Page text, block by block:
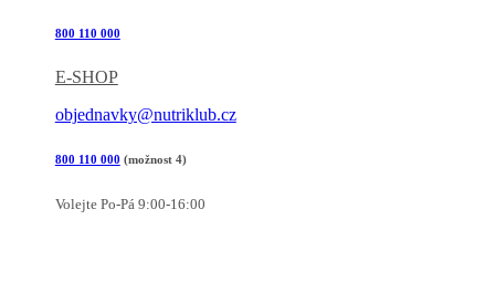
800 110 000
E-SHOP
objednavky@nutriklub.cz
800 110 000 (možnost 4)
Volejte Po-Pá 9:00-16:00